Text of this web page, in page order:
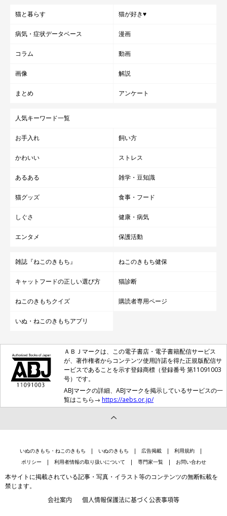
猫と暮らす 猫が好き♥
病気・症状データベース 漫画
コラム 動画
画像 解説
まとめ アンケート
人気キーワード一覧
お手入れ 飼い方
かわいい ストレス
あるある 雑学・豆知識
猫グッズ 食事・フード
しぐさ 健康・病気
エンタメ 保護活動
雑誌『ねこのきもち』 ねこのきもち健保
キャットフードの正しい選び方 猫診断
ねこのきもちクイズ 購読者専用ページ
いぬ・ねこのきもちアプリ
ＡＢＪマークは、この電子書店・電子書籍配信サービス
が、著作権者からコンテンツ使用許諾を得た正規版配信サ
ービスであることを示す登録商標（登録番号 第11091003
号）です。
ABJマークの詳細、ABJマークを掲示しているサービスの一
覧はこちら→ https://aebs.or.jp/
いぬのきもち・ねこのきもち いぬのきもち 広告掲載
利用規約
ポリシー
利用者情報の取り扱いについて 専門家一覧 お問い合わせ
本サイトに掲載されている記事・写真・イラスト等のコンテンツの無断転載を
禁じます。
会社案内 個人情報保護法に基づく公表事項等